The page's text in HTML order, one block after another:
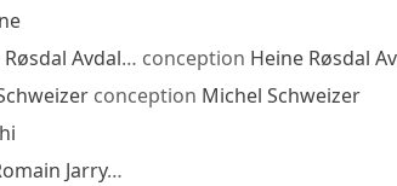
Avdal… conception Heine Røsdal
conception Michel Schweizer
Jarry…